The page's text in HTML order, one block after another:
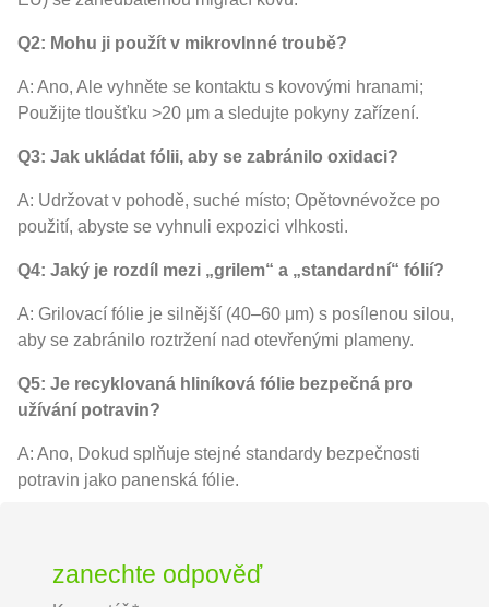
Q2: Mohu ji použít v mikrovlnné troubě?
A: Ano, Ale vyhněte se kontaktu s kovovými hranami;
Použijte tloušťku >20 μm a sledujte pokyny zařízení.
Q3: Jak ukládat fólii, aby se zabránilo oxidaci?
A: Udržovat v pohodě, suché místo; Opětovnévožce po
použití, abyste se vyhnuli expozici vlhkosti.
Q4: Jaký je rozdíl mezi „grilem“ a „standardní“ fólií?
A: Grilovací fólie je silnější (40–60 μm) s posílenou silou,
aby se zabránilo roztržení nad otevřenými plameny.
Q5: Je recyklovaná hliníková fólie bezpečná pro
užívání potravin?
A: Ano, Dokud splňuje stejné standardy bezpečnosti
potravin jako panenská fólie.
zanechte odpověď